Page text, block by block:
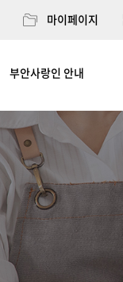
마이페이지
부안사랑인 안내